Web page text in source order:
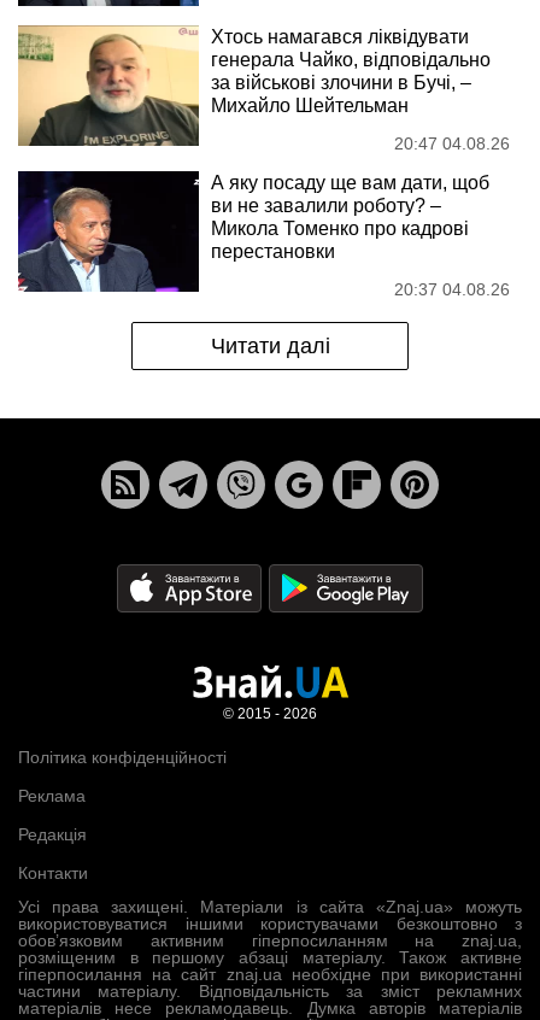
Хтось намагався ліквідувати
генерала Чайко, відповідально
за військові злочини в Бучі, –
Михайло Шейтельман
20:47 04.08.26
А яку посаду ще вам дати, щоб
ви не завалили роботу? –
Микола Томенко про кадрові
перестановки
20:37 04.08.26
Читати далі
Усі права захищені. Матеріали із сайта «Znaj.ua» можуть
використовуватися іншими користувачами безкоштовно з
обов’язковим активним гіперпосиланням на znaj.ua,
розміщеним в першому абзаці матеріалу. Також активне
гіперпосилання на сайт znaj.ua необхідне при використанні
частини матеріалу. Відповідальність за зміст рекламних
матеріалів несе рекламодавець. Думка авторів матеріалів
Політика конфіденційності
Реклама
Редакція
Контакти
© 2015 - 2026